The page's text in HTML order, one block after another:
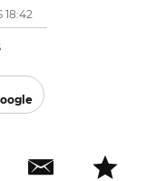
18:42